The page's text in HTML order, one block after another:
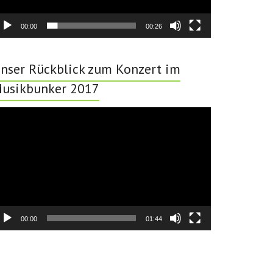
00:00 00:26
Rückblick zum Konzert im
2017
00:00 01:44